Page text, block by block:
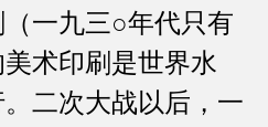
一九三○年代只有
术印刷是世界水
二次大战以后，一